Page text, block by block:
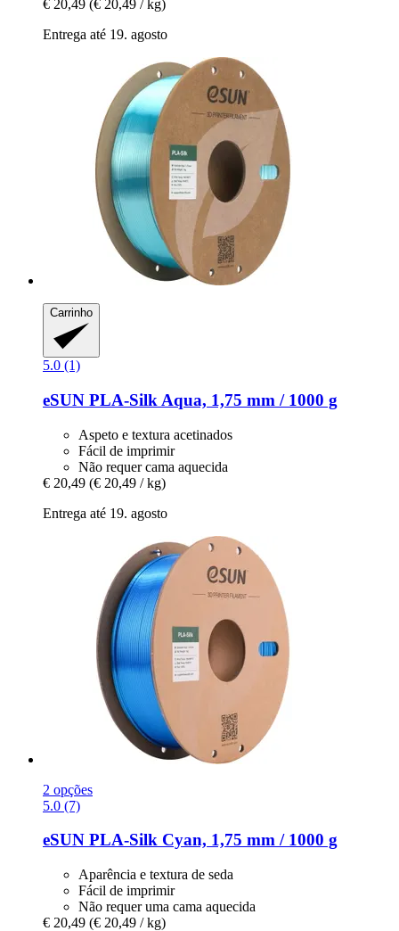
€ 20,49 (€ 20,49 / kg)
Entrega até 19. agosto
Carrinho
5.0 (1)
eSUN PLA-​Silk Aqua, 1,75 mm / 1000 g
Aspeto e textura acetinados
Fácil de imprimir
Não requer cama aquecida
€ 20,49 (€ 20,49 / kg)
Entrega até 19. agosto
2 opções
5.0 (7)
eSUN PLA-​Silk Cyan, 1,75 mm / 1000 g
Aparência e textura de seda
Fácil de imprimir
Não requer uma cama aquecida
€ 20,49 (€ 20,49 / kg)